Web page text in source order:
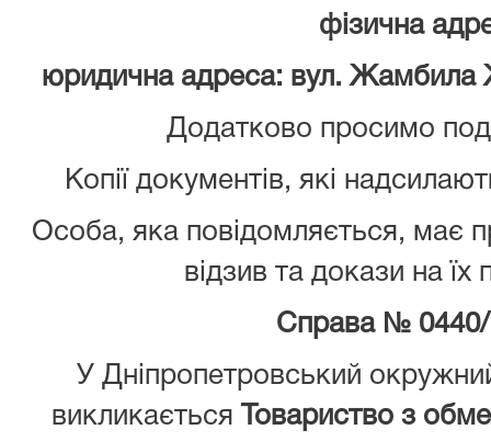
фізична
юридична адреса: вул. Жамбила
Додатково просимо
Копії документів, які
Особа, яка повідомляється, має
відзив та докази на їх
Справа №
У Дніпропетровський
викликається
Товариство з